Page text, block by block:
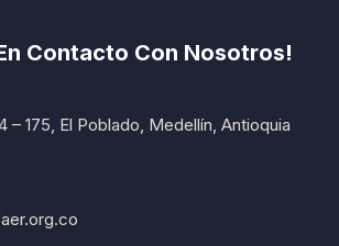
Contacto Con Nosotros!
– 175, El Poblado, Medellín, Antioquia